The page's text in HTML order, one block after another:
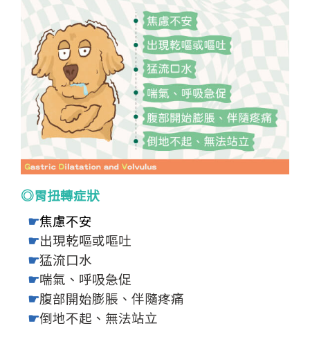
◎胃扭轉症狀
☛焦慮不安
☛出現乾嘔或嘔吐
☛猛流口水
☛喘氣、呼吸急促
☛腹部開始膨脹、伴隨疼痛
☛倒地不起、無法站立